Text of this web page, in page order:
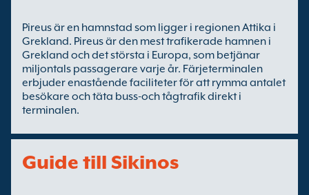
Pireus är en hamnstad som ligger i regionen Attika i
Grekland. Pireus är den mest trafikerade hamnen i
Grekland och det största i Europa, som betjänar
miljontals passagerare varje år. Färjeterminalen
erbjuder enastående faciliteter för att rymma antalet
besökare och täta buss-och tågtrafik direkt i
terminalen.
Guide till Sikinos